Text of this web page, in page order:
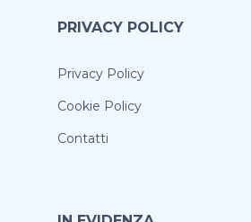
PRIVACY POLICY
Privacy Policy
Cookie Policy
Contatti